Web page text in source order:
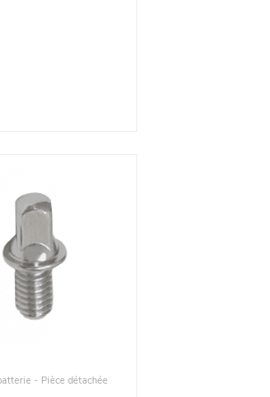
Accessoires batterie - Pièce détachée